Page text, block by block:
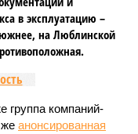
в эксплуатацию –
на Люблинской
компаний-
анонсированная